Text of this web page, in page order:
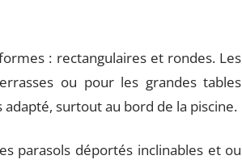
: rectangulaires et rondes. Les
ou pour les grandes tables
surtout au bord de la piscine.
parasols déportés inclinables et ou